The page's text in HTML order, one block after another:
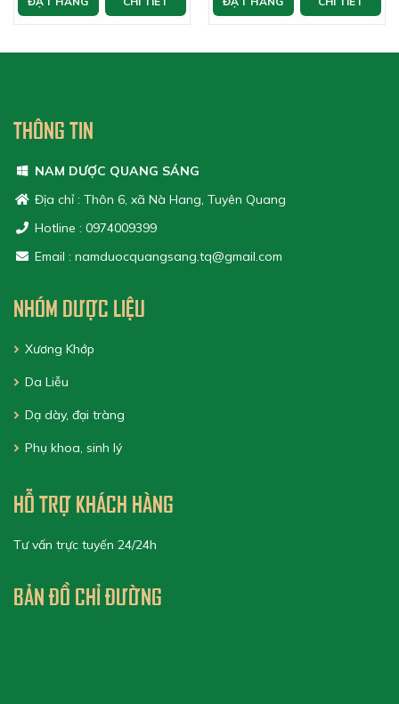
THÔNG TIN
NAM DƯỢC QUANG SÁNG
Địa chỉ : Thôn 6, xã Nà Hang, Tuyên Quang
Hotline : 0974009399
Email : namduocquangsang.tq@gmail.com
NHÓM DƯỢC LIỆU
Xương Khớp
Da Liễu
Dạ dày, đại tràng
Phụ khoa, sinh lý
HỖ TRỢ KHÁCH HÀNG
Tư vấn trực tuyến 24/24h
BẢN ĐỒ CHỈ ĐƯỜNG